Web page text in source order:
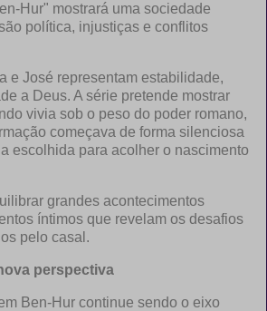
Hur" mostrará uma sociedade
política, injustiças e conflitos
e José representam estabilidade,
a Deus. A série pretende mostrar
vivia sob o peso do poder romano,
começava de forma silenciosa
escolhida para acolher o nascimento
grandes acontecimentos
íntimos que revelam os desafios
pelo casal.
perspectiva
Ben-Hur continue sendo o eixo